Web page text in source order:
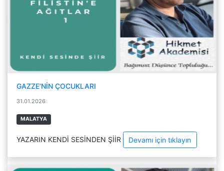
GAZZE’NİN ÇOCUKLARI
31.01.2026
MALATYA
YAZARIN KENDİ SESİNDEN ŞİİR Devamı için tıklayın